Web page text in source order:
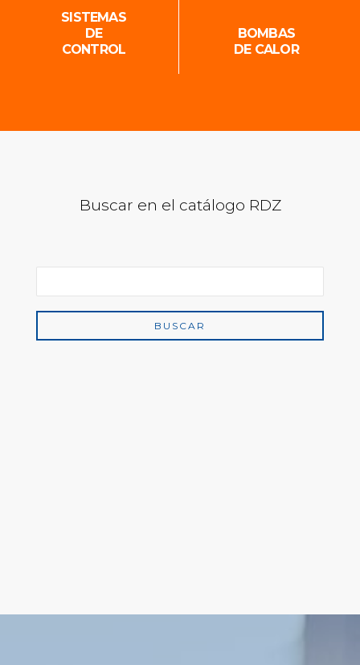
SISTEMAS
DE
CONTROL
BOMBAS
DE CALOR
Buscar en el catálogo RDZ